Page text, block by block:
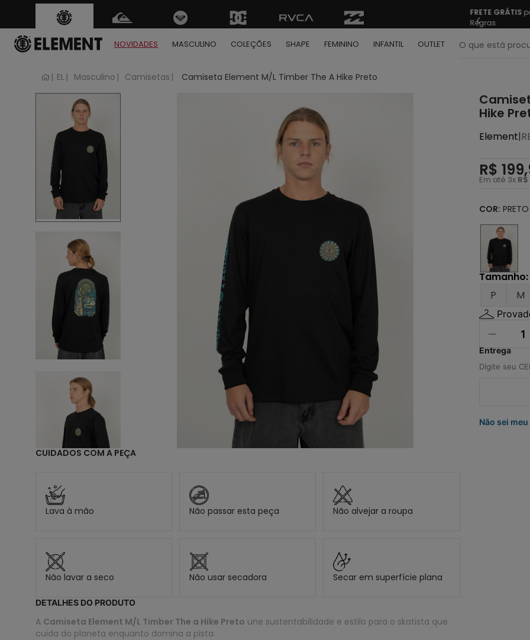
FRETE GRÁTISpara todo Brasil nas compras acima de R$ 499 | Consulte as
Regras
Sua
NOVIDADES MASCULINO COLEÇÕES SHAPE FEMININO INFANTIL OUTLET
EL Masculino Camisetas Camiseta Element M/L Timber The A Hike Preto
CUIDADOS COM A PEÇA
Lava à mão Não passar esta peça Não alvejar a roupa
Não lavar a seco Não usar secadora Secar em superfície plana
DETALHES DO PRODUTO
A Camiseta Element M/L Timber The a Hike Preto une sustentabilidade e estilo para o skatista que
cuida do planeta enquanto domina a pista.
Hike
Element|
R$ 199,
Em até 3x R$
COR: PRETO
Tamanho:
P
M
Não sei meu
termos mais buscados
moletom
camiseta
regata
calça